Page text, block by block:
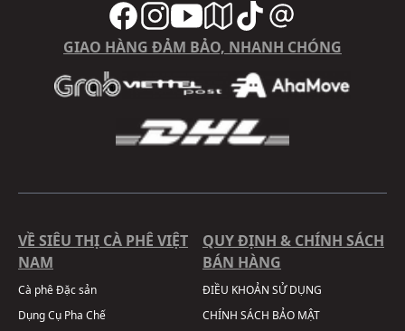
GIAO HÀNG ĐẢM BẢO, NHANH CHÓNG
VỀ SIÊU THỊ CÀ PHÊ VIỆT
NAM
Cà phê Đặc sản
Dụng Cụ Pha Chế
QUY ĐỊNH & CHÍNH SÁCH
BÁN HÀNG
ĐIỀU KHOẢN SỬ DỤNG
CHÍNH SÁCH BẢO MẬT